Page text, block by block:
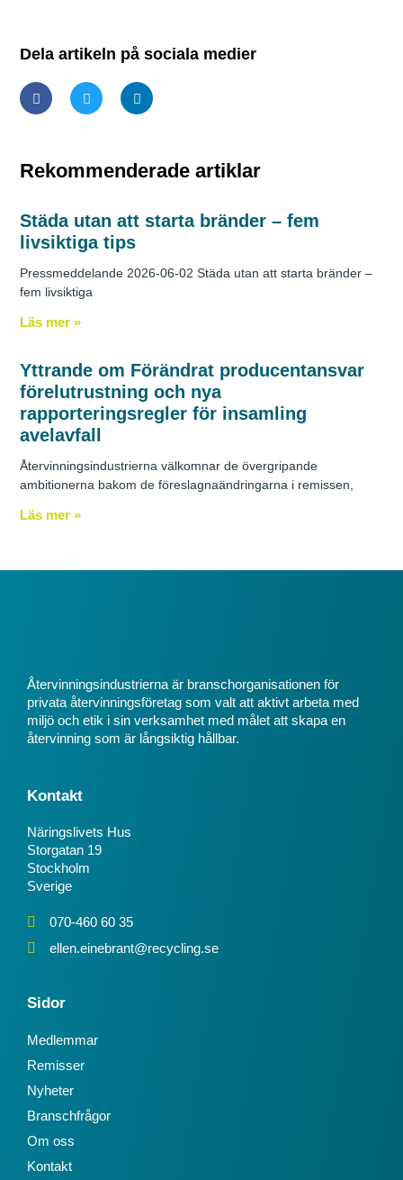
Dela artikeln på sociala medier
Rekommenderade artiklar
Städa utan att starta bränder – fem
livsiktiga tips
Pressmeddelande 2026-06-02 Städa utan att starta bränder –
fem livsiktiga
Läs mer »
Yttrande om Förändrat producentansvar
förelutrustning och nya
rapporteringsregler för insamling
avelavfall
Återvinningsindustrierna välkomnar de övergripande
ambitionerna bakom de föreslagnaändringarna i remissen,
Läs mer »
Återvinningsindustrierna är branschorganisationen för
privata återvinningsföretag som valt att aktivt arbeta med
miljö och etik i sin verksamhet med målet att skapa en
återvinning som är långsiktig hållbar.
Kontakt
Näringslivets Hus
Storgatan 19
Stockholm
Sverige
070-460 60 35
ellen.einebrant@recycling.se
Sidor
Medlemmar
Remisser
Nyheter
Branschfrågor
Om oss
Kontakt